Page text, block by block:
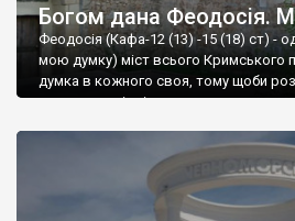
Богом дана Феодосія.
Феодосія (Кафа-12 (13) -15 (18) ст) -
мою думку) міст всього Кримського
думка в кожного своя, тому щоби
запрошую відвідати це